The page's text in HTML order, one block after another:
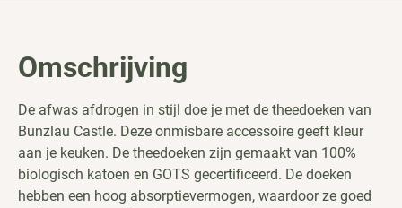
Omschrijving
De afwas afdrogen in stijl doe je met de theedoeken van
Bunzlau Castle. Deze onmisbare accessoire geeft kleur
aan je keuken. De theedoeken zijn gemaakt van 100%
biologisch katoen en GOTS gecertificeerd. De doeken
hebben een hoog absorptievermogen, waardoor ze goed